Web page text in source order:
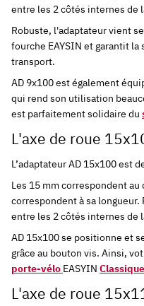
entre les 2 côtés internes de
Robuste, l'adaptateur vient se
fourche EAYSIN et garantit
transport.
AD 9x100 est également
qui rend son utilisation
est parfaitement solidaire du
L'axe de roue
L’adaptateur AD 15x100 est
Les 15 mm correspondent
correspondent à sa
entre les 2 côtés internes de
AD 15x100se positionne et
grâce au bouton vis. Ainsi,
porte-vélo EASYIN Classique
L'axe de roue